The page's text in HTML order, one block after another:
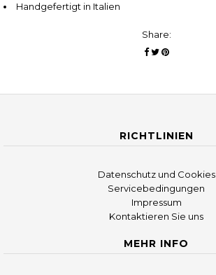
Handgefertigt in Italien
Share:
RICHTLINIEN
Datenschutz und Cookies
Servicebedingungen
Impressum
Kontaktieren Sie uns
MEHR INFO